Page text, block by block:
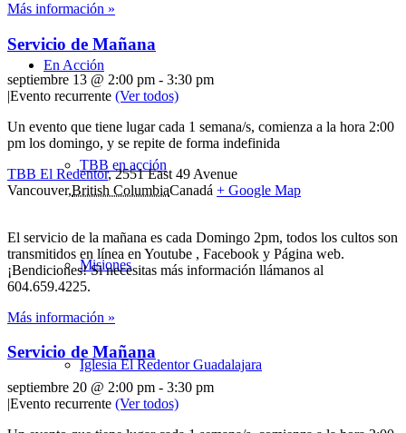
En Acción
TBB en acción
Misiones
Iglesia El Redentor Guadalajara
Más información »
Servicio de Mañana
septiembre 13 @ 2:00 pm - 3:30 pm
|Evento recurrente (Ver todos)
Un evento que tiene lugar cada 1 semana/s, comienza a la hora 2:00
pm los domingo, y se repite de forma indefinida
TBB El Redentor,2551 East 49 Avenue
Vancouver,British ColumbiaCanadá + Google Map
El servicio de la mañana es cada Domingo 2pm, todos los cultos son
transmitidos en línea en Youtube , Facebook y Página web.
¡Bendiciones! Si necesitas más información llámanos al
604.659.4225.
Más información »
Servicio de Mañana
septiembre 20 @ 2:00 pm - 3:30 pm
|Evento recurrente (Ver todos)